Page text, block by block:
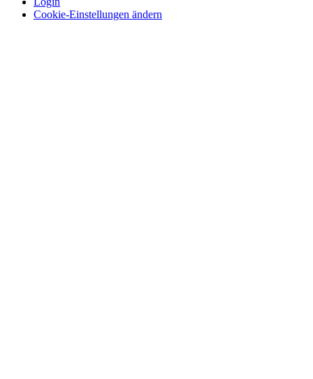
Cookie-Einstellungen ändern